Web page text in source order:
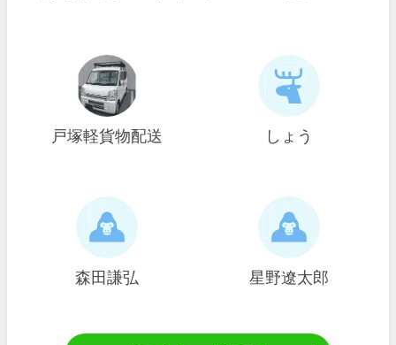
戸塚軽貨物配送 しょう
森田謙弘 星野遼太郎